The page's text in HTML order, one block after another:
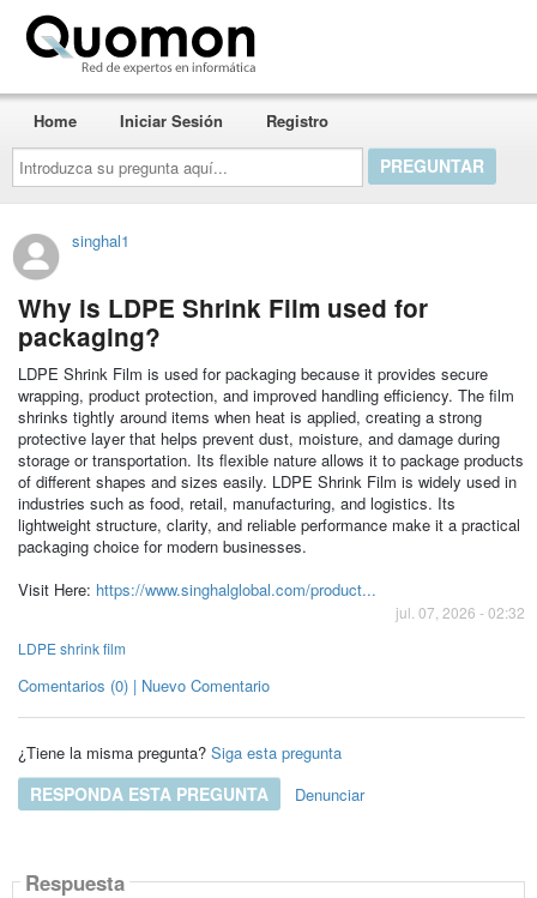
Introduzca
su
pregunta
aquí...
Home Iniciar Sesión Registro
singhal1
Why is LDPE Shrink Film used for
packaging?
LDPE Shrink Film is used for packaging because it provides secure
wrapping, product protection, and improved handling efficiency. The film
shrinks tightly around items when heat is applied, creating a strong
protective layer that helps prevent dust, moisture, and damage during
storage or transportation. Its flexible nature allows it to package products
of different shapes and sizes easily. LDPE Shrink Film is widely used in
industries such as food, retail, manufacturing, and logistics. Its
lightweight structure, clarity, and reliable performance make it a practical
packaging choice for modern businesses.
Visit Here: https://www.singhalglobal.com/product...
jul. 07, 2026 - 02:32
LDPE shrink film
Comentarios (0) | Nuevo Comentario
¿Tiene la misma pregunta? Siga esta pregunta
RESPONDA ESTA PREGUNTA Denunciar
Respuesta